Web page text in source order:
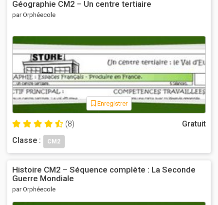
Géographie CM2 – Un centre tertiaire
par Orphéecole
Enregistrer
(8)
Gratuit
Classe :
CM2
Histoire CM2 – Séquence complète : La Seconde
Guerre Mondiale
par Orphéecole